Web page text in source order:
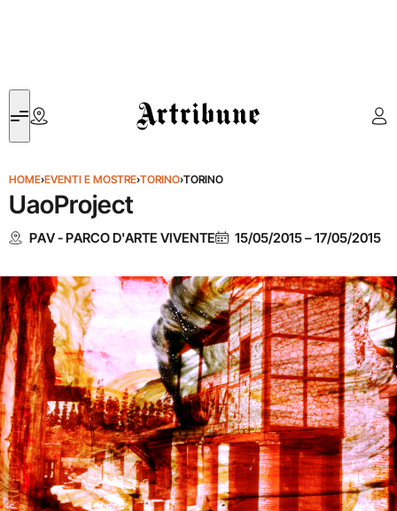
Artribune
HOME›EVENTI E MOSTRE›TORINO›TORINO
UaoProject
PAV - PARCO D'ARTE VIVENTE 15/05/2015–17/05/2015